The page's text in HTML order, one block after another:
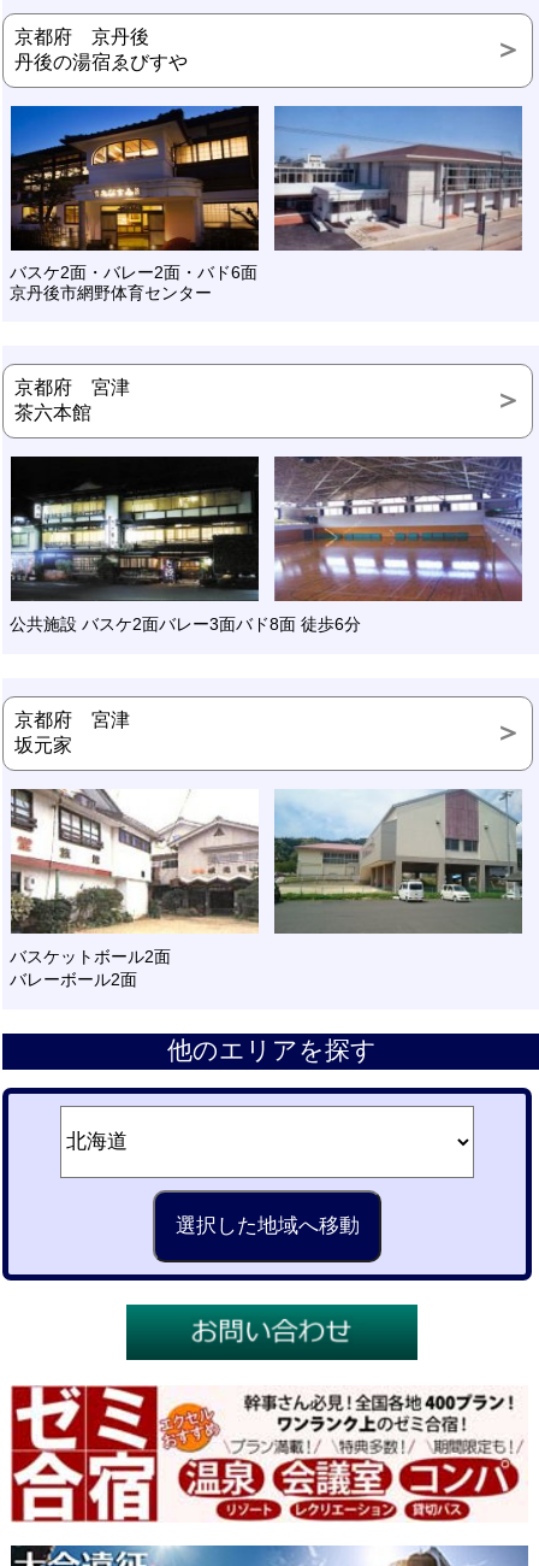
京都府 京丹後
丹後の湯宿ゑびすや
バスケ2面・バレー2面・バド6面
京丹後市網野体育センター
京都府 宮津
茶六本館
公共施設 バスケ2面バレー3面バド8面 徒歩6分
京都府 宮津
坂元家
バスケットボール2面
バレーボール2面
他のエリアを探す